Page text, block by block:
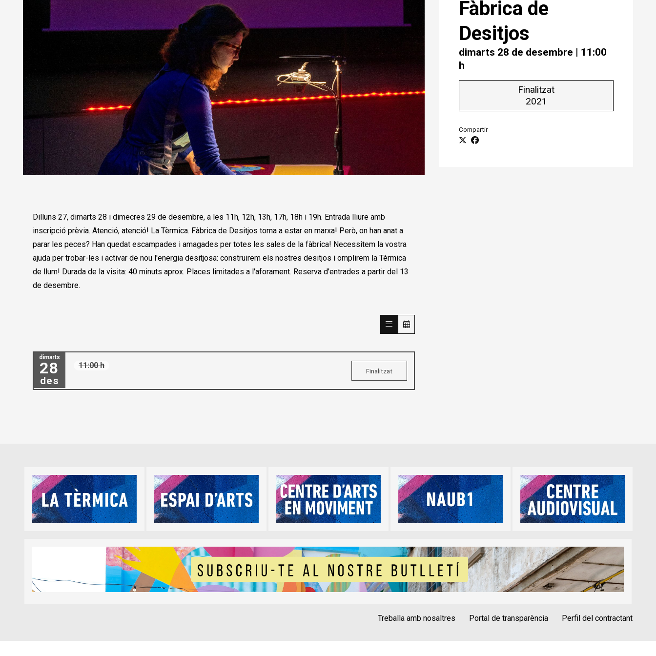
Fàbrica de
Desitjos
dimarts 28 de desembre | 11:00
h
Finalitzat
2021
Compartir
Dilluns 27, dimarts 28 i dimecres 29 de desembre, a les 11h, 12h, 13h, 17h, 18h i 19h. Entrada lliure amb
inscripció prèvia. Atenció, atenció! La Tèrmica. Fàbrica de Desitjos torna a estar en marxa! Però, on han anat a
parar les peces? Han quedat escampades i amagades per totes les sales de la fàbrica! Necessitem la vostra
ajuda per trobar-les i activar de nou l'energia desitjosa: construirem els nostres desitjos i omplirem la Tèrmica
de llum! Durada de la visita: 40 minuts aprox. Places limitades a l'aforament. Reserva d'entrades a partir del 13
de desembre.
dimarts
28
des
11:00 h
Finalitzat
Treballa amb nosaltres
Portal de transparència Perfil del contractant